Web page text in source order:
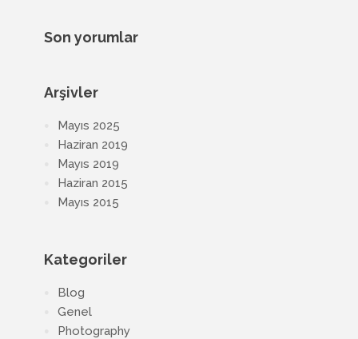
Son yorumlar
Arşivler
Mayıs 2025
Haziran 2019
Mayıs 2019
Haziran 2015
Mayıs 2015
Kategoriler
Blog
Genel
Photography